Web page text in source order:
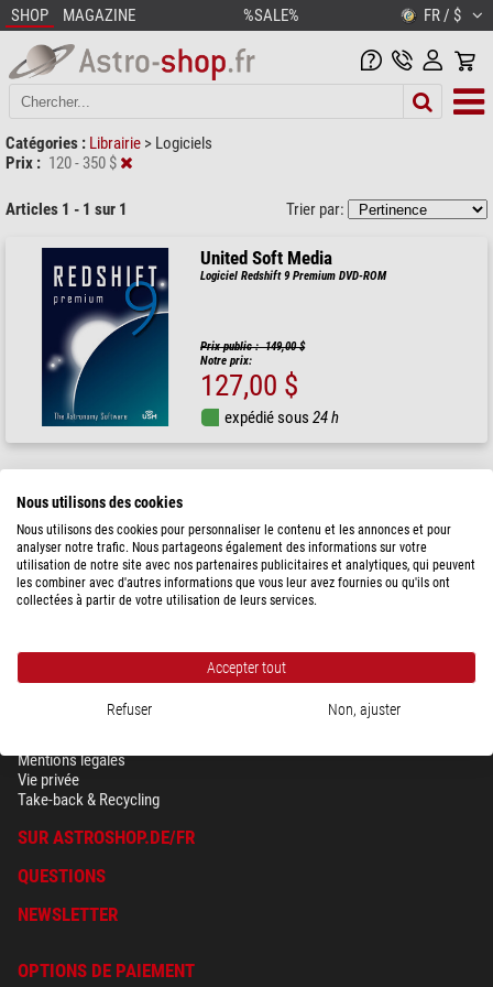
SHOP MAGAZINE %SALE% FR / $
Catégories : Librairie > Logiciels
Prix : 120 - 350 $
Articles 1 - 1 sur 1 Trier par:
United Soft Media
Logiciel Redshift 9 Premium DVD-ROM
Prix public : 149,00 $
Notre prix:
127,00 $
expédié sous24 h
SÉCURITÉ & VIE PRIVÉE
Mentions légales
Vie privée
Take-back & Recycling
SUR ASTROSHOP.DE/FR
QUESTIONS
NEWSLETTER
OPTIONS DE PAIEMENT
Nous utilisons des cookies
Nous utilisons des cookies pour personnaliser le contenu et les annonces et pour
analyser notre trafic. Nous partageons également des informations sur votre
utilisation de notre site avec nos partenaires publicitaires et analytiques, qui peuvent
les combiner avec d'autres informations que vous leur avez fournies ou qu'ils ont
collectées à partir de votre utilisation de leurs services.
Accepter tout
Refuser Non, ajuster